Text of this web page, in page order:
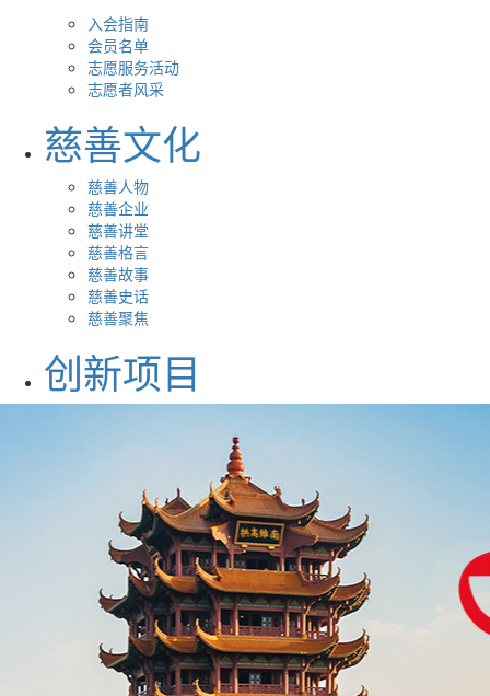
入会指南
会员名单
志愿服务活动
志愿者风采
慈善文化
慈善人物
慈善企业
慈善讲堂
慈善格言
慈善故事
慈善史话
慈善聚焦
创新项目